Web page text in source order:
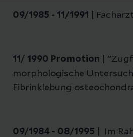
09/1985 - 11/1991 |
11/ 1990 Promotion |
morphologische
Fibrinklebung
09/1984 - 08/1995 |
Im